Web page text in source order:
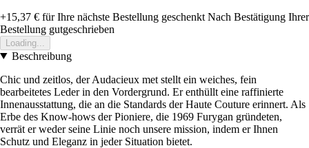
+15,37 € für Ihre nächste Bestellung geschenkt Nach Bestätigung Ihrer
Bestellung gutgeschrieben
Loading...
Beschreibung
Chic und zeitlos, der Audacieux met stellt ein weiches, fein
bearbeitetes Leder in den Vordergrund. Er enthüllt eine raffinierte
Innenausstattung, die an die Standards der Haute Couture erinnert. Als
Erbe des Know-hows der Pioniere, die 1969 Furygan gründeten,
verrät er weder seine Linie noch unsere mission, indem er Ihnen
Schutz und Eleganz in jeder Situation bietet.